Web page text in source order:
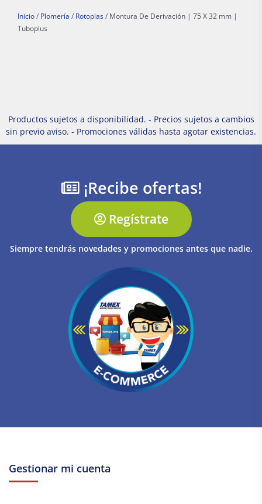
Inicio / Plomería / Rotoplas / Montura De Derivación | 75 X 32 mm |
Tuboplus
Productos sujetos a disponibilidad. - Precios sujetos a cambios
sin previo aviso. - Promociones válidas hasta agotar existencias.
¡Recibe ofertas!
Regístrate
Siempre tendrás novedades y promociones antes que nadie.
Gestionar mi cuenta